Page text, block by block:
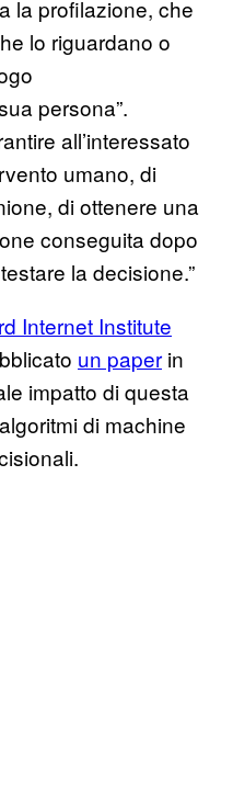
la profilazione, che
lo riguardano o
persona”.
all’interessato
umano, di
di ottenere una
conseguita dopo
la decisione.”
Internet Institute
un paper in
impatto di questa
di machine